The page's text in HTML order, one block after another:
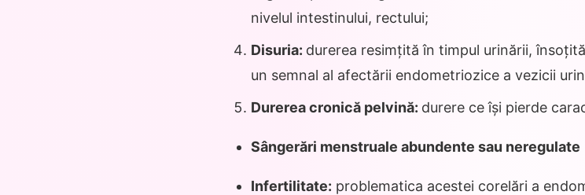
nivelul intestinului, rectului;
Disuria: durerea resimțită în timpul urinării,
un semnal al afectării endometriozice a vezicii
Durerea cronică pelvină: durere ce își pierde
Sângerări menstruale abundente sau neregulate
Infertilitate: problematica acestei corelări a